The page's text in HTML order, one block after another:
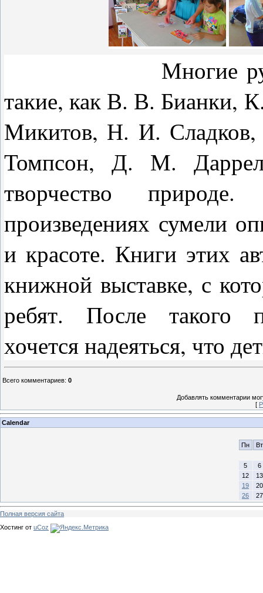
Многие русские
такие, как В. В. Бианки,
Микитов, Н. И.
Томпсон, Д. М.
творчество
произведениях сумели
и красоте. Книги этих
книжной выставке, с
ребят. После такого
хочется надеяться, что
Всего комментариев: 0
Добавлять комментарии
[
Calendar
Пн Вт
5
6
12
13
19
20
26
27
Полная версия сайта
Хостинг от uCoz